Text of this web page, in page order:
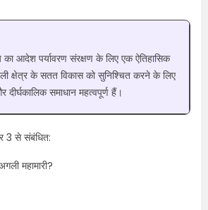
का आदेश पर्यावरण संरक्षण के लिए एक ऐतिहासिक
क्षेत्र के सतत विकास को सुनिश्चित करने के लिए
समाधान महत्वपूर्ण हैं।
3 से संबंधित:
महामारी?